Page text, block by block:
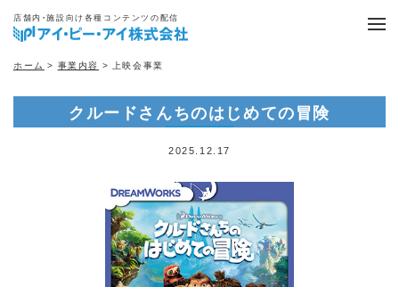
店舗内・施設向け各種コンテンツの配信
ホーム > 事業内容 > 上映会事業
クルードさんちのはじめての冒険
2025.12.17